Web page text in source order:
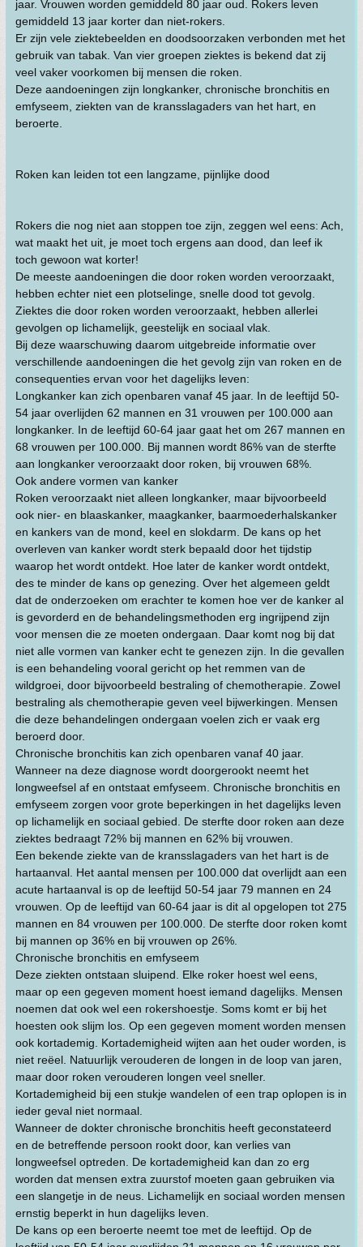
jaar. Vrouwen worden gemiddeld 80 jaar oud. Rokers leven
gemiddeld 13 jaar korter dan niet-rokers.
Er zijn vele ziektebeelden en doodsoorzaken verbonden met het
gebruik van tabak. Van vier groepen ziektes is bekend dat zij
veel vaker voorkomen bij mensen die roken.
Deze aandoeningen zijn longkanker, chronische bronchitis en
emfyseem, ziekten van de kransslagaders van het hart, en
beroerte.
Roken kan leiden tot een langzame, pijnlijke dood
Rokers die nog niet aan stoppen toe zijn, zeggen wel eens: Ach,
wat maakt het uit, je moet toch ergens aan dood, dan leef ik
toch gewoon wat korter!
De meeste aandoeningen die door roken worden veroorzaakt,
hebben echter niet een plotselinge, snelle dood tot gevolg.
Ziektes die door roken worden veroorzaakt, hebben allerlei
gevolgen op lichamelijk, geestelijk en sociaal vlak.
Bij deze waarschuwing daarom uitgebreide informatie over
verschillende aandoeningen die het gevolg zijn van roken en de
consequenties ervan voor het dagelijks leven:
Longkanker kan zich openbaren vanaf 45 jaar. In de leeftijd 50-
54 jaar overlijden 62 mannen en 31 vrouwen per 100.000 aan
longkanker. In de leeftijd 60-64 jaar gaat het om 267 mannen en
68 vrouwen per 100.000. Bij mannen wordt 86% van de sterfte
aan longkanker veroorzaakt door roken, bij vrouwen 68%.
Ook andere vormen van kanker
Roken veroorzaakt niet alleen longkanker, maar bijvoorbeeld
ook nier- en blaaskanker, maagkanker, baarmoederhalskanker
en kankers van de mond, keel en slokdarm. De kans op het
overleven van kanker wordt sterk bepaald door het tijdstip
waarop het wordt ontdekt. Hoe later de kanker wordt ontdekt,
des te minder de kans op genezing. Over het algemeen geldt
dat de onderzoeken om erachter te komen hoe ver de kanker al
is gevorderd en de behandelingsmethoden erg ingrijpend zijn
voor mensen die ze moeten ondergaan. Daar komt nog bij dat
niet alle vormen van kanker echt te genezen zijn. In die gevallen
is een behandeling vooral gericht op het remmen van de
wildgroei, door bijvoorbeeld bestraling of chemotherapie. Zowel
bestraling als chemotherapie geven veel bijwerkingen. Mensen
die deze behandelingen ondergaan voelen zich er vaak erg
beroerd door.
Chronische bronchitis kan zich openbaren vanaf 40 jaar.
Wanneer na deze diagnose wordt doorgerookt neemt het
longweefsel af en ontstaat emfyseem. Chronische bronchitis en
emfyseem zorgen voor grote beperkingen in het dagelijks leven
op lichamelijk en sociaal gebied. De sterfte door roken aan deze
ziektes bedraagt 72% bij mannen en 62% bij vrouwen.
Een bekende ziekte van de kransslagaders van het hart is de
hartaanval. Het aantal mensen per 100.000 dat overlijdt aan een
acute hartaanval is op de leeftijd 50-54 jaar 79 mannen en 24
vrouwen. Op de leeftijd van 60-64 jaar is dit al opgelopen tot 275
mannen en 84 vrouwen per 100.000. De sterfte door roken komt
bij mannen op 36% en bij vrouwen op 26%.
Chronische bronchitis en emfyseem
Deze ziekten ontstaan sluipend. Elke roker hoest wel eens,
maar op een gegeven moment hoest iemand dagelijks. Mensen
noemen dat ook wel een rokershoestje. Soms komt er bij het
hoesten ook slijm los. Op een gegeven moment worden mensen
ook kortademig. Kortademigheid wijten aan het ouder worden, is
niet reëel. Natuurlijk verouderen de longen in de loop van jaren,
maar door roken verouderen longen veel sneller.
Kortademigheid bij een stukje wandelen of een trap oplopen is in
ieder geval niet normaal.
Wanneer de dokter chronische bronchitis heeft geconstateerd
en de betreffende persoon rookt door, kan verlies van
longweefsel optreden. De kortademigheid kan dan zo erg
worden dat mensen extra zuurstof moeten gaan gebruiken via
een slangetje in de neus. Lichamelijk en sociaal worden mensen
ernstig beperkt in hun dagelijks leven.
De kans op een beroerte neemt toe met de leeftijd. Op de